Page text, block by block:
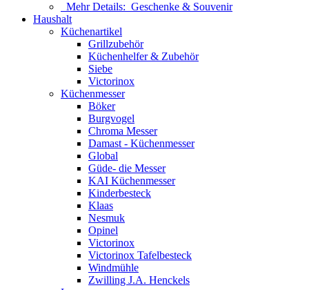
Mehr Details: Geschenke & Souvenir
Haushalt
Küchenartikel
Grillzubehör
Küchenhelfer & Zubehör
Siebe
Victorinox
Küchenmesser
Böker
Burgvogel
Chroma Messer
Damast - Küchenmesser
Global
Güde- die Messer
KAI Küchenmesser
Kinderbesteck
Klaas
Nesmuk
Opinel
Victorinox
Victorinox Tafelbesteck
Windmühle
Zwilling J.A. Henckels